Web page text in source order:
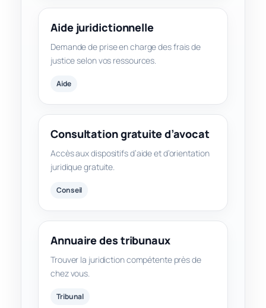
Aide juridictionnelle
Demande de prise en charge des frais de
justice selon vos ressources.
Aide
Consultation gratuite d’avocat
Accès aux dispositifs d’aide et d’orientation
juridique gratuite.
Conseil
Annuaire des tribunaux
Trouver la juridiction compétente près de
chez vous.
Tribunal